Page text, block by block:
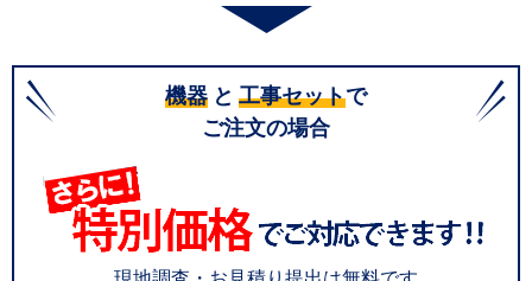
機器 と 工事セットで
ご注文の場合